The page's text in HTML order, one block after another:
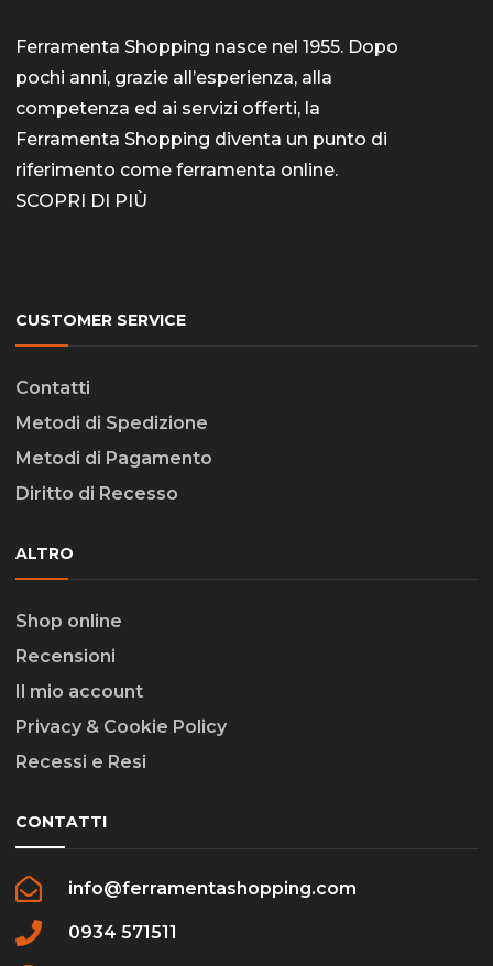
Ferramenta Shopping nasce nel 1955. Dopo
pochi anni, grazie all’esperienza, alla
competenza ed ai servizi offerti, la
Ferramenta Shopping diventa un punto di
riferimento come ferramenta online.
SCOPRI DI PIÙ
CUSTOMER SERVICE
Contatti
Metodi di Spedizione
Metodi di Pagamento
Diritto di Recesso
ALTRO
Shop online
Recensioni
Il mio account
Privacy & Cookie Policy
Recessi e Resi
CONTATTI
info@ferramentashopping.com
0934 571511